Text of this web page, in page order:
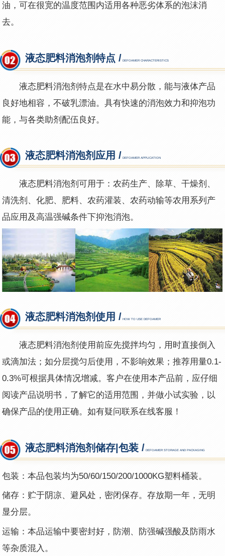
油，可在很宽的温度范围内适用各种恶劣体系的泡沫消
去。
液态肥料消泡剂特点 / DEFOAMER CHARACTERISTICS
液态肥料消泡剂特点是在水中易分散，能与液体产品
良好地相容，不破乳漂油。具有快速的消泡效力和抑泡功
能，与各类助剂配伍良好。
液态肥料消泡剂应用 / DEFOAMER APPLICATION
液态肥料消泡剂可用于：农药生产、除草、干燥剂、
清洗剂、化肥、肥料、农药灌装、农药动输等农用系列产
品应用及高温强碱条件下抑泡消泡。
液态肥料消泡剂使用 / HOW TO USE DEFOAMER
液态肥料消泡剂使用前应先搅拌均匀，用时直接倒入
或滴加法；如分层搅匀后使用，不影响效果；推荐用量0.1-
0.3%可根据具体情况增减。客户在使用本产品前，应仔细
阅读产品说明书，了解它的适用范围，并做小试实验，以
确保产品的使用正确。如有疑问联系在线客服！
液态肥料消泡剂储存|包装 / DEFOAMER STORAGE AND PACKAGING
包装：本品包装均为50/60/150/200/1000KG塑料桶装。
储存：贮于阴凉、避风处，密闭保存。存放期一年，无明
显分层。
运输：本品运输中要密封好，防潮、防强碱强酸及防雨水
等杂质混入。